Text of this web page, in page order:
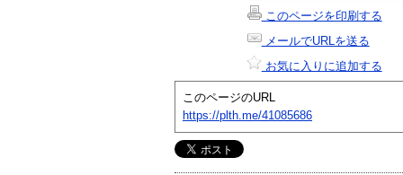
このページを印刷する
メールでURLを送る
お気に入りに追加する
このページのURL
https://plth.me/41085686